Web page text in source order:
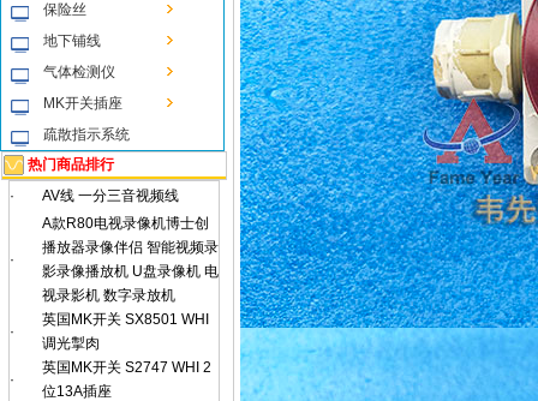
保险丝
地下铺线
气体检测仪
MK开关插座
疏散指示系统
热门商品排行
·
AV线 一分三音视频线
·
A款R80电视录像机博士创
播放器录像伴侣 智能视频录
影录像播放机 U盘录像机 电
视录影机 数字录放机
·
英国MK开关 SX8501 WHI
调光掣肉
·
英国MK开关 S2747 WHI 2
位13A插座